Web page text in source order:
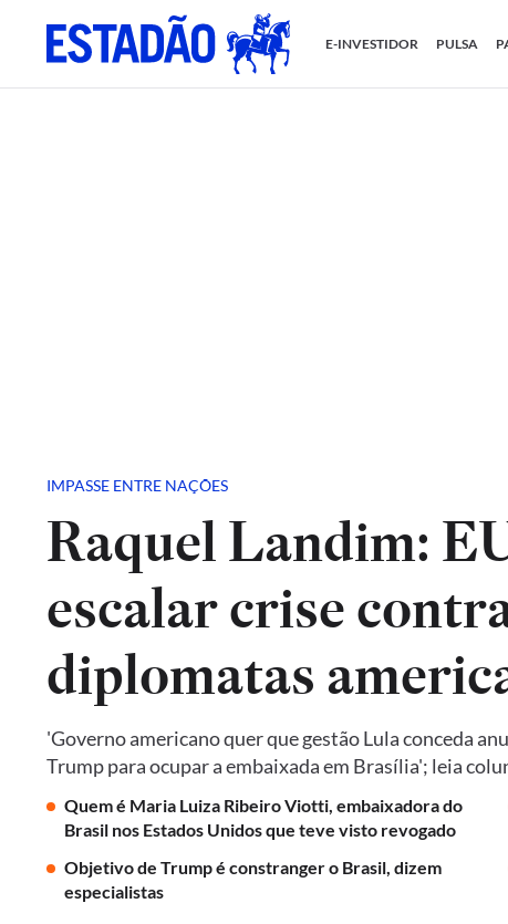
E-INVESTIDOR PULSA
IMPASSE ENTRE NAÇÕES
Raquel Landim:
escalar crise
diplomatas
'Governo americano quer que gestão Lula conceda
Trump para ocupar a embaixada em Brasília'; leia
Quem é Maria Luiza Ribeiro Viotti, embaixadora do
Brasil nos Estados Unidos que teve visto revogado
Objetivo de Trump é constranger o Brasil, dizem
especialistas